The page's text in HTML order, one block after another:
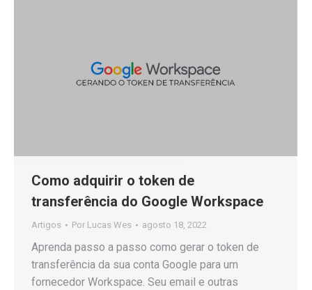
Como adquirir o token de
transferência do Google Workspace
Artigos Por Lucas Wes agosto 18, 2022
Aprenda passo a passo como gerar o token de
transferência da sua conta Google para um
fornecedor Workspace. Seu email e outras